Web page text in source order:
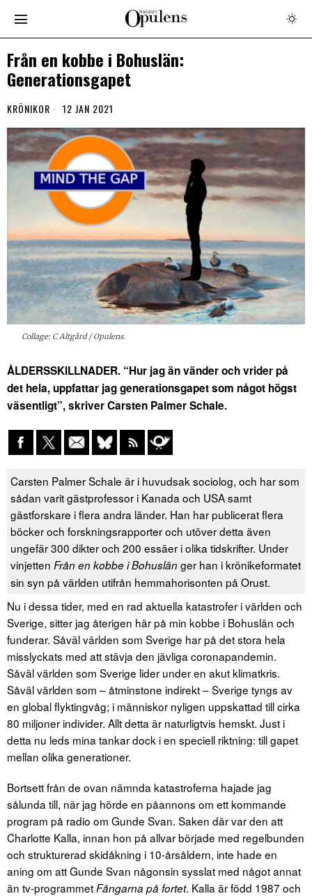
Från en kobbe i Bohuslän:
Generationsgapet
KRÖNIKOR 12 JAN 2021
Collage: C Altgård / Opulens.
ÅLDERSSKILLNADER. “Hur jag än vänder och vrider på
det hela, uppfattar jag generationsgapet som något högst
väsentligt”, skriver Carsten Palmer Schale.
Carsten Palmer Schale är i huvudsak sociolog, och har som
sådan varit gästprofessor i Kanada och USA samt
gästforskare i flera andra länder. Han har publicerat flera
böcker och forskningsrapporter och utöver detta även
ungefär 300 dikter och 200 essäer i olika tidskrifter. Under
vinjetten Från en kobbe i Bohuslän ger han i krönikeformatet
sin syn på världen utifrån hemmahorisonten på Orust.
Nu i dessa tider, med en rad aktuella katastrofer i världen och
Sverige, sitter jag återigen här på min kobbe i Bohuslän och
funderar. Såväl världen som Sverige har på det stora hela
misslyckats med att stävja den jävliga coronapandemin.
Såväl världen som Sverige lider under en akut klimatkris.
Såväl världen som – åtminstone indirekt – Sverige tyngs av
en global flyktingvåg; i människor nyligen uppskattad till cirka
80 miljoner individer. Allt detta är naturligtvis hemskt. Just i
detta nu leds mina tankar dock i en speciell riktning: till gapet
mellan olika generationer.
Bortsett från de ovan nämnda katastroferna hajade jag
sålunda till, när jag hörde en påannons om ett kommande
program på radio om Gunde Svan. Saken där var den att
Charlotte Kalla, innan hon på allvar började med regelbunden
och strukturerad skidåkning i 10-årsåldern, inte hade en
aning om att Gunde Svan någonsin sysslat med något annat
än tv-programmetFångarna på fortet. Kalla är född 1987 och